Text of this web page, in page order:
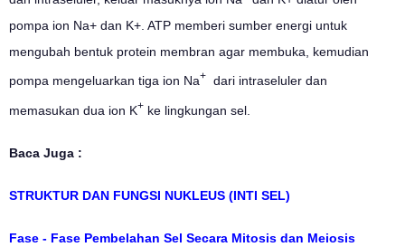
pompa ion Na+ dan K+. ATP memberi sumber energi untuk
mengubah bentuk protein membran agar membuka, kemudian
pompa mengeluarkan tiga ion Na+ dari intraseluler dan
memasukan dua ion K+ ke lingkungan sel.
Baca Juga :
STRUKTUR DAN FUNGSI NUKLEUS (INTI SEL)
Fase - Fase Pembelahan Sel Secara Mitosis dan Meiosis